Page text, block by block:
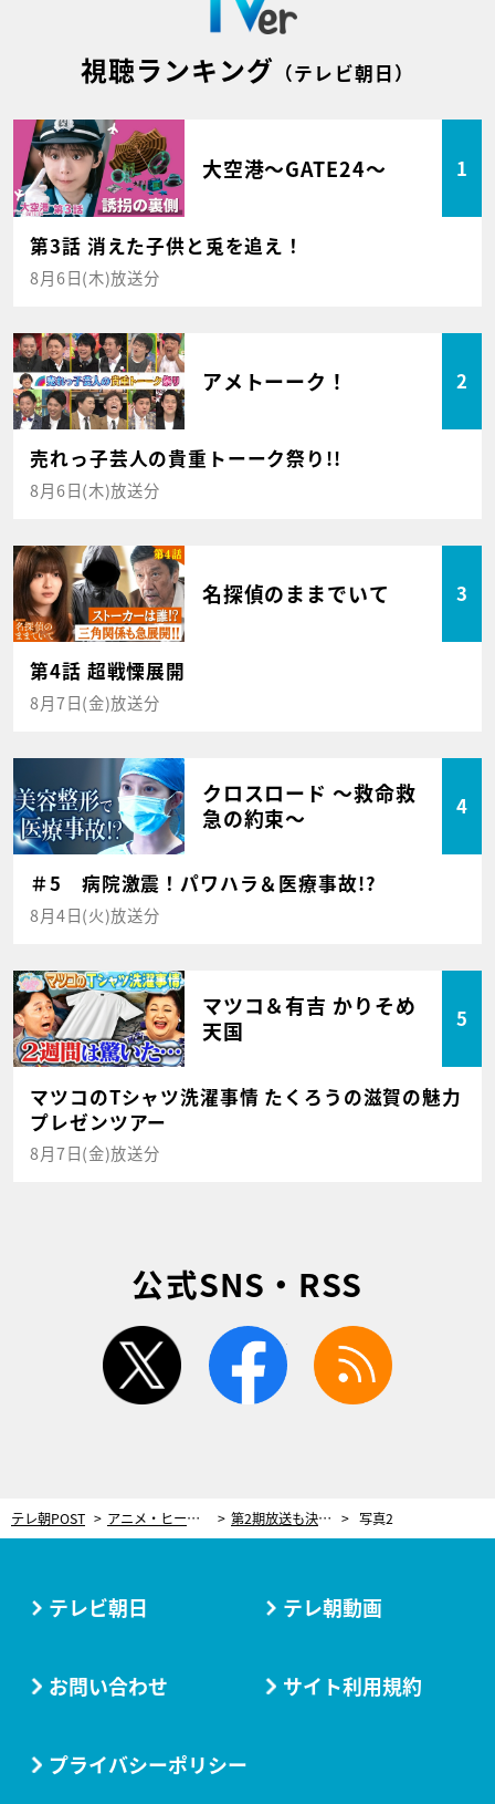
視聴ランキング （テレビ朝日）
大空港～GATE24～ 1
第3話 消えた子供と兎を追え！
8月6日(木)放送分
アメトーーク！ 2
売れっ子芸人の貴重トーーク祭り!!
8月6日(木)放送分
名探偵のままでいて 3
第4話 超戦慄展開
8月7日(金)放送分
クロスロード ～救命救
急の約束～
4
＃5 病院激震！パワハラ＆医療事故!?
8月4日(火)放送分
マツコ＆有吉 かりそめ
天国
5
マツコのTシャツ洗濯事情 たくろうの滋賀の魅力
プレゼンツアー
8月7日(金)放送分
公式SNS・RSS
twitter facebook
テレ朝POST アニメ・ヒーロー 第2期放送も決定！出演声優とめぐる「小市民シリーズ」岐阜市モデル地レポート＜前編＞ 写真2
テレビ朝日 テレ朝動画
お問い合わせ サイト利用規約
プライバシーポリシー